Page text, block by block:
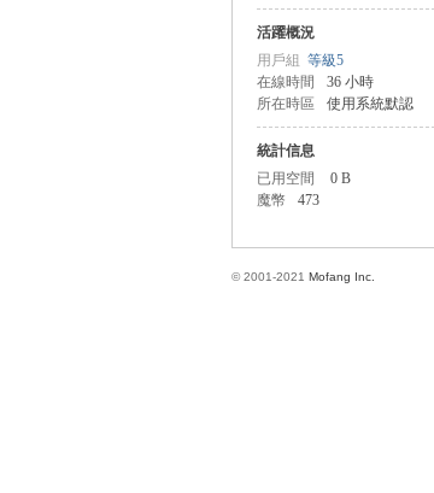
活躍概況
用戶組 等級5
在線時間
36 小時
所在時區
使用系統默認
統計信息
已用空間
0 B
魔幣
473
© 2001-2021 Mofang Inc.